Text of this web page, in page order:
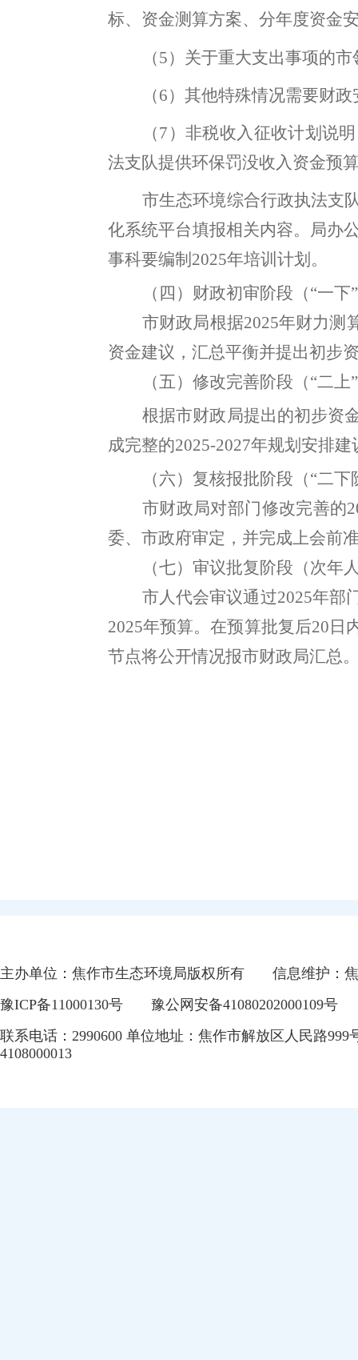
标、资金测算方案、分年度资金
（5）关于重大支出事项的
（6）其他特殊情况需要财
（7 ）非税收入征收计划说
法支队提供环保罚没收入资金预
市生态环境综合行政执法支
化系统平台填报相关内容。 局办
事科要编制 2025年培训计划 。
（四）财政初审阶段（“一下
市财政局根据2025年财力测
资金建议 ， 汇总平衡并提出初步
（五）修改完善阶段（“二上
根据市财政局提出的初步资
成完整的2025-2027年规划安排建
（六） 复核报批阶段（“二下
市财政局对部门修改完善的
委、市政府审定，并完成上会前
（七） 审议批复阶段（次年
市人代会审议通过2025年部
2025年预算。在预算批复后20 日
节点将公开情况报市财政局汇总
主办单位：焦作市生态环境局版权所有
信息维护：
豫ICP备11000130号
豫公网安备41080202000109号
联系电话：2990600 单位地址：焦作市解放区人民路999
4108000013